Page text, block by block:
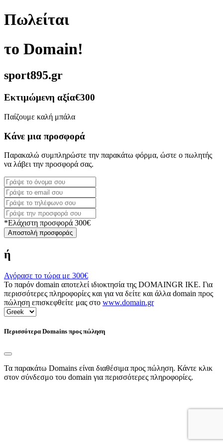
Πωλείται
το Domain!
sport895.gr
Εκτιμώμενη αξία€300
Παίζουμε καλή μπάλα
Κάνε μια προσφορά
Παρακαλώ συμπληρώστε την παρακάτω φόρμα, ώστε ο πωλητής
να λάβει την προσφορά σας.
*Ελάχιστη προσφορά 300€
Αποστολή προσφοράς
ή
Αγόρασε το τώρα με 300€
Το παρόν domain αποτελεί ιδιοκτησία της DOMAINGR ΙΚΕ. Για
περισσότερες πληροφορίες και για να δείτε και άλλα domain προς
πώληση επισκεφθείτε μας στο www.domain.gr
Περισσότερα Domains προς πώληση
Τα παρακάτω Domains είναι διαθέσιμα προς πώληση. Κάντε κλικ
στον σύνδεσμο του domain για περισσότερες πληροφορίες.